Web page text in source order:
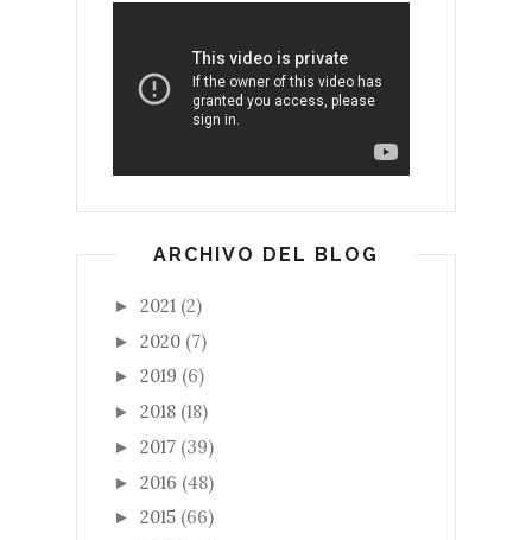
ARCHIVO DEL BLOG
► 2021 (2)
► 2020 (7)
► 2019 (6)
► 2018 (18)
► 2017 (39)
► 2016 (48)
► 2015 (66)